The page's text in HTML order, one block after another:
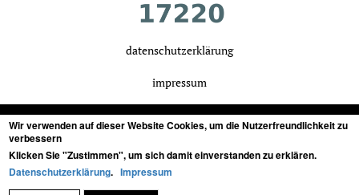
datenschutzerklärung
impressum
tonstudio in stuttgart, baden-württemberg
Wir verwenden auf dieser Website Cookies, um die Nutzerfreundlichkeit zu
verbessern
Klicken Sie "Zustimmen", um sich damit einverstanden zu erklären.
Datenschutzerklärung.Impressum